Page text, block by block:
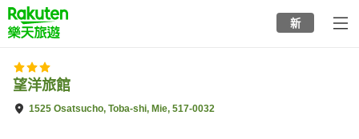
to
top
page
新
望洋旅館
1525 Osatsucho, Toba-shi, Mie, 517-0032